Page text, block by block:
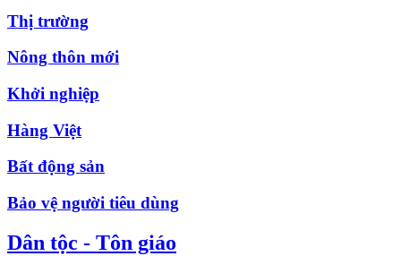
Thị trường
Nông thôn mới
Khởi nghiệp
Hàng Việt
Bất động sản
Bảo vệ người tiêu dùng
Dân tộc - Tôn giáo